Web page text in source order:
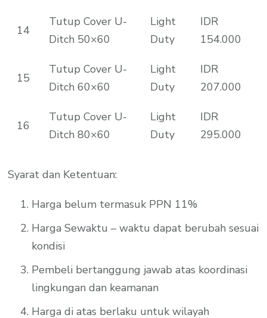
14
Tutup Cover U-
Ditch 50×60
Light
Duty
IDR
154.000
15
Tutup Cover U-
Ditch 60×60
Light
Duty
IDR
207.000
16
Tutup Cover U-
Ditch 80×60
Light
Duty
IDR
295.000
Syarat dan Ketentuan:
Harga belum termasuk PPN 11%
Harga Sewaktu – waktu dapat berubah sesuai
kondisi
Pembeli bertanggung jawab atas koordinasi
lingkungan dan keamanan
Harga di atas berlaku untuk wilayah